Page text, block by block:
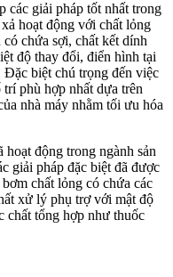
các giải pháp tốt nhất trong
hoạt động với chất lỏng
chứa sợi, chất kết dính
độ thay đổi, điển hình tại
Đặc biệt chú trọng đến việc
phù hợp nhất dựa trên
nhà máy nhằm tối ưu hóa
hoạt động trong ngành sản
giải pháp đặc biệt đã được
chất lỏng có chứa các
xử lý phụ trợ với mật độ
chất tổng hợp như thuốc